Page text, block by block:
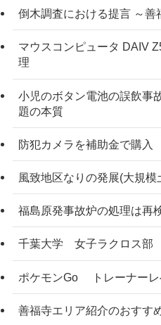
倒木調査における提言 ～善
マウスコンピュータ DAIV
理
小児のボタン電池の誤飲事
題の本質
防犯カメラを補助金で購入
風致地区なりの発展(大規模
福島原発事故炉の処理は
千葉大学 女子ラクロス部
ポケモンGo トレーナーレ
善福寺エリア紹介のおすす